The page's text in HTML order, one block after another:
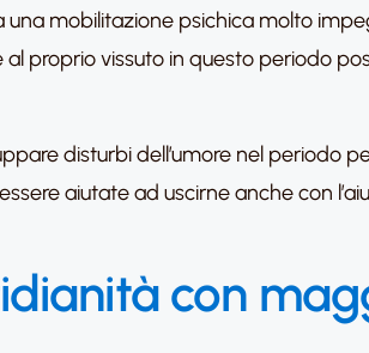
mobilitazione psichica molto
proprio vissuto in questo periodo
disturbi dell’umore nel periodo
aiutate ad uscirne anche con
con